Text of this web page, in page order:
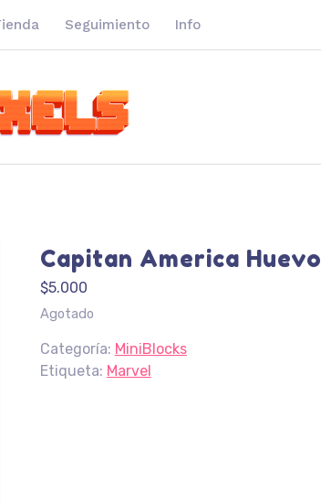
Seguimiento Info
Capitan America Huevo
$5.000
Agotado
Categoría: MiniBlocks
Etiqueta: Marvel